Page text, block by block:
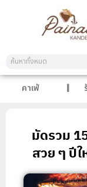
คาเฟ่
มัดรวม
สวย ๆ ปีใ